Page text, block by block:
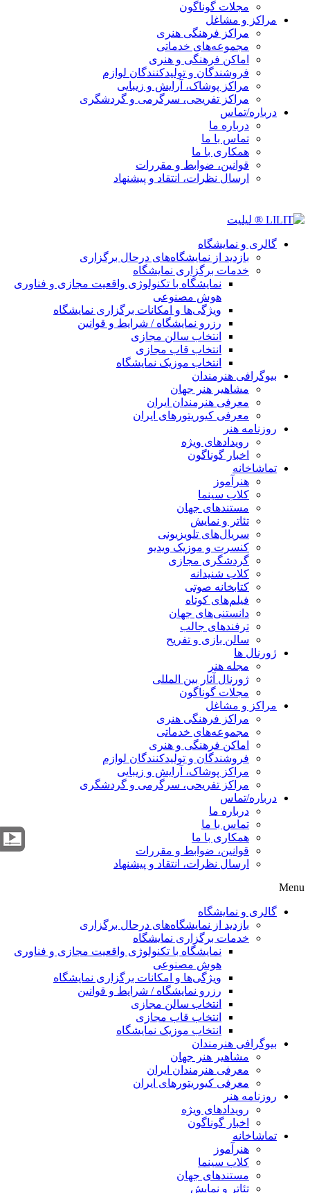
مجلات گوناگون
مراکز و مشاغل
مراکز فرهنگی هنری
مجموعه‌های خدماتی
اماکن فرهنگی و هنری
فروشندگان و تولیدکنندگان لوازم
مراکز پوشاک، آرایش و زیبایی
مراکز تفریحی، سرگرمی و گردشگری
درباره/تماس
درباره ما
تماس با ما
همکاری با ما
قوانین، ضوابط و مقررات
ارسال نظرات، انتقاد و پیشنهاد
گالری و نمایشگاه
بازدید از نمایشگاه‌های درحال برگزاری
خدمات برگزاری نمایشگاه
نمایشگاه با تکنولوژی واقعیت مجازی و فناوری
هوش مصنوعی
ویژگی‌ها و امکانات برگزاری نمایشگاه
رزرو نمایشگاه / شرایط و قوانین
انتخاب سالن مجازی
انتخاب قاب مجازی
انتخاب موزیک نمایشگاه
بیوگرافی هنرمندان
مشاهیر هنر جهان
معرفی هنرمندان ایران
معرفی کیوریتورهای ایران
روزنامه هنر
رویدادهای ویژه
اخبار گوناگون
تماشاخانه
هنرآموز
کلاب سینما
مستندهای جهان
تئاتر و نمایش
سریال‌های تلویزیونی
کنسرت و موزیک ویدیو
گردشگری مجازی
کلاب شنیدانه
کتابخانه صوتی
فیلم‌های کوتاه
دانستنی‌های جهان
ترفندهای جالب
سالن بازی و تفریح
ژورنال ها
مجله هنر
ژورنال آثار بین المللی
مجلات گوناگون
مراکز و مشاغل
مراکز فرهنگی هنری
مجموعه‌های خدماتی
اماکن فرهنگی و هنری
فروشندگان و تولیدکنندگان لوازم
مراکز پوشاک، آرایش و زیبایی
مراکز تفریحی، سرگرمی و گردشگری
درباره/تماس
درباره ما
تماس با ما
همکاری با ما
قوانین، ضوابط و مقررات
ارسال نظرات، انتقاد و پیشنهاد
Menu
گالری و نمایشگاه
بازدید از نمایشگاه‌های درحال برگزاری
خدمات برگزاری نمایشگاه
نمایشگاه با تکنولوژی واقعیت مجازی و فناوری
هوش مصنوعی
ویژگی‌ها و امکانات برگزاری نمایشگاه
رزرو نمایشگاه / شرایط و قوانین
انتخاب سالن مجازی
انتخاب قاب مجازی
انتخاب موزیک نمایشگاه
بیوگرافی هنرمندان
مشاهیر هنر جهان
معرفی هنرمندان ایران
معرفی کیوریتورهای ایران
روزنامه هنر
رویدادهای ویژه
اخبار گوناگون
تماشاخانه
هنرآموز
کلاب سینما
مستندهای جهان
تئاتر و نمایش